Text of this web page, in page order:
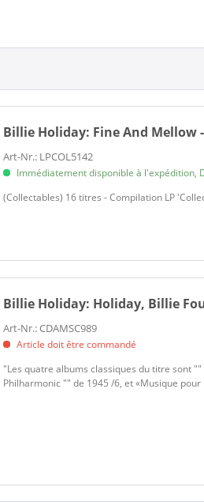
Billie Holiday: Fine And Mellow
Art-Nr.: LPCOL5142
Immédiatement disponible à l'expédition,
(Collectables) 16 titres - Compilation LP
Billie Holiday: Holiday, Billie
Art-Nr.: CDAMSC989
Article doit être commandé
"Les quatre albums classiques du titre sont
Philharmonic "" de 1945 /6, et «Musique